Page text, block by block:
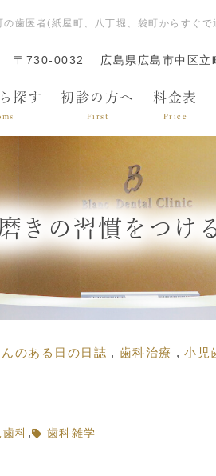
歯医者(紙屋町、八丁堀、袋町からすぐ
〒730-0032 広島県広島市中区
探す 初診の方へ
First
料金表
Price
きの習慣をつけ
のある日の日誌 歯科治療 小児
歯科 , 歯科雑学